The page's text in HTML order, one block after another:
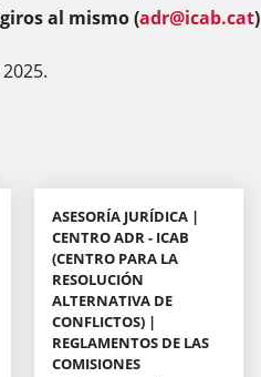
al mismo (adr@icab.cat)
ASESORÍA JURÍDICA |
CENTRO ADR - ICAB
(CENTRO PARA LA
RESOLUCIÓN
ALTERNATIVA DE
CONFLICTOS) |
REGLAMENTOS DE LAS
COMISIONES